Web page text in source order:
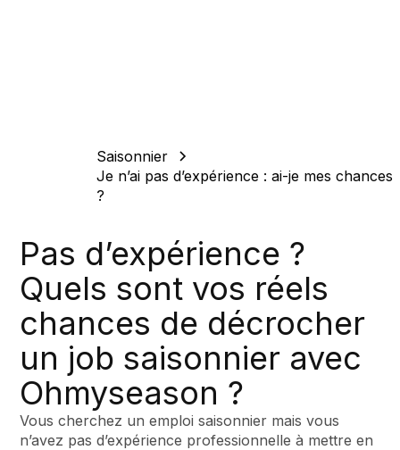
Saisonnier
Je n’ai pas d’expérience : ai-je mes chances
?
Pas d’expérience ?
Quels sont vos réels
chances de décrocher
un job saisonnier avec
Ohmyseason ?
Vous cherchez un emploi saisonnier mais vous
n’avez pas d’expérience professionnelle à mettre en